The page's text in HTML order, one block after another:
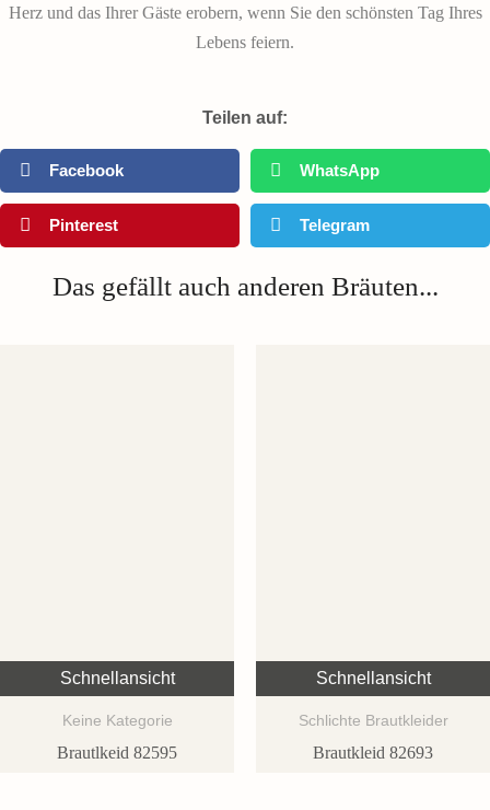
Herz und das Ihrer Gäste erobern, wenn Sie den schönsten Tag Ihres
Lebens feiern.
Teilen auf:
Facebook WhatsApp
Pinterest Telegram
Das gefällt auch anderen Bräuten...
Schnellansicht
Keine Kategorie
Brautlkeid 82595
Schnellansicht
Schlichte Brautkleider
Brautkleid 82693